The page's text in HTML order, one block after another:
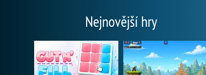
Nejnovější hry